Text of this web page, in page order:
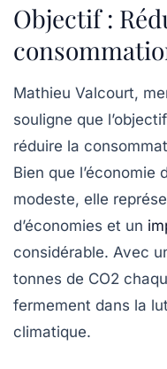
Objectif :
Mathieu Valcourt,
souligne que
réduire la
Bien que l’économie
modeste, elle
d’économies et un
considérable. Avec
tonnes de CO2
fermement dans la
climatique.